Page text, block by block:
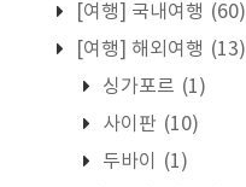
[여행] 국내여행 (60)
[여행] 해외여행 (13)
싱가포르 (1)
사이판 (10)
두바이
(1)